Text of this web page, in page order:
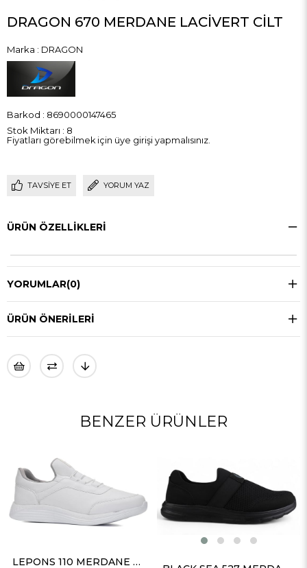
DRAGON 670 MERDANE LACİVERT CİLT
Marka : DRAGON
Barkod : 8690000147465
Stok Miktarı : 8
Fiyatları görebilmek için üye girişi yapmalısınız.
TAVSIYE ET YORUM YAZ
ÜRÜN ÖZELLIKLERI
YORUMLAR(0)
ÜRÜN ÖNERILERI
BENZER ÜRÜNLER
LEPONS 110 MERDANE CİLT BEYAZ